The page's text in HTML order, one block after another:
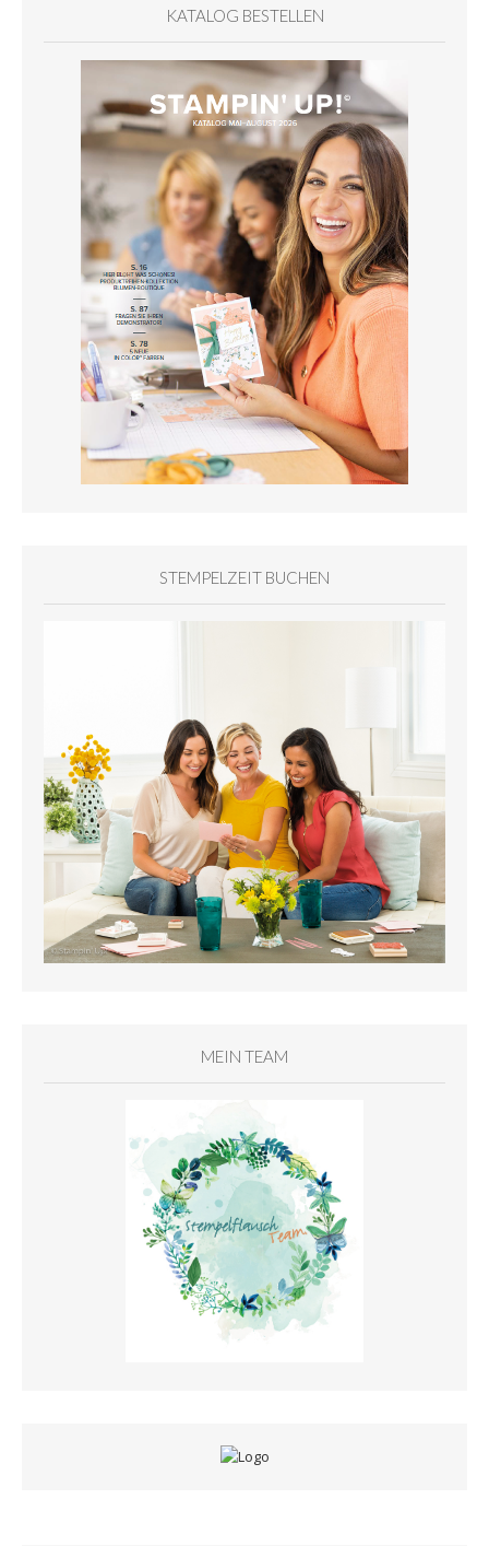
KATALOG BESTELLEN
STEMPELZEIT BUCHEN
MEIN TEAM